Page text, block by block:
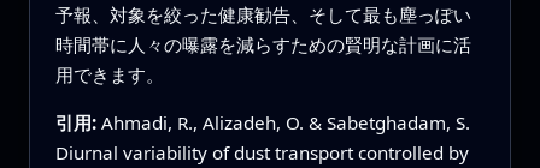
予報、対象を絞った健康勧告、そして最も塵っぽい
時間帯に人々の曝露を減らすための賢明な計画に活
用できます。
引用: Ahmadi, R., Alizadeh, O. & Sabetghadam, S.
Diurnal variability of dust transport controlled by